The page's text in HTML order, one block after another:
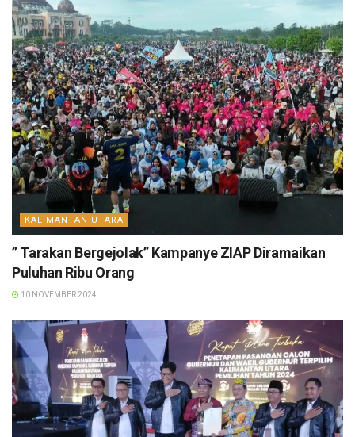
KALIMANTAN UTARA
” Tarakan Bergejolak” Kampanye ZIAP Diramaikan
Puluhan Ribu Orang
10 NOVEMBER 2024